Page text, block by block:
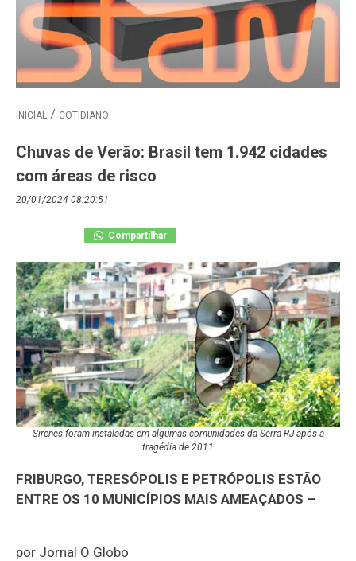
INICIAL COTIDIANO
Chuvas de Verão: Brasil tem 1.942 cidades
com áreas de risco
20/01/2024 08:20:51
Compartilhar
Sirenes foram instaladas em algumas comunidades da Serra RJ após a
tragédia de 2011
FRIBURGO, TERESÓPOLIS E PETRÓPOLIS ESTÃO
ENTRE OS 10 MUNICÍPIOS MAIS AMEAÇADOS –
por Jornal O Globo